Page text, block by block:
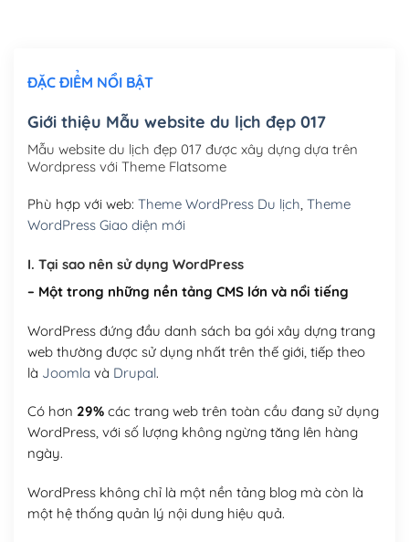
Mua thêm Host + Tên miền
Tên miền quốc tế .com .net .org (1 năm)
Tên miền Việt Nam .vn (1 năm)(+550,000₫)
Hosting 3GB SSD (1 năm)
Hosting 5GB SSD (1 năm)
Hosting 8GB SSD (1 năm) (+950,000₫)
ĐẶC ĐIỂM NỔI BẬT
Giới thiệu Mẫu website du lịch đẹp 017
Mẫu website du lịch đẹp 017 được xây dựng dựa trên
Wordpress với Theme Flatsome
Phù hợp với web: Theme WordPress Du lịch, Theme
WordPress Giao diện mới
I. Tại sao nên sử dụng WordPress
– Một trong những nền tảng CMS lớn và nổi tiếng
WordPress đứng đầu danh sách ba gói xây dựng trang
web thường được sử dụng nhất trên thế giới, tiếp theo
là Joomla và Drupal.
Có hơn 29%các trang web trên toàn cầu đang sử dụng
WordPress, với số lượng không ngừng tăng lên hàng
ngày.
WordPress không chỉ là một nền tảng blog mà còn là
một hệ thống quản lý nội dung hiệu quả.